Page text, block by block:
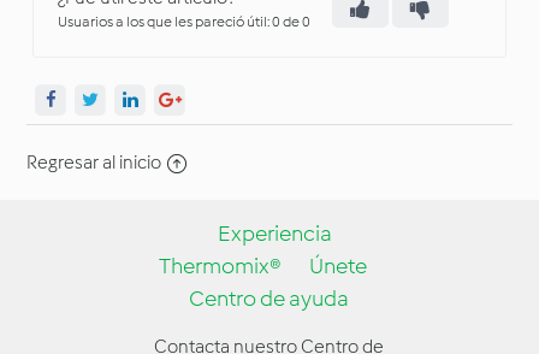
Usuarios a los que les pareció útil: 0 de 0
Regresar al inicio
Experiencia
Thermomix®
Únete
Centro de ayuda
Contacta nuestro Centro de